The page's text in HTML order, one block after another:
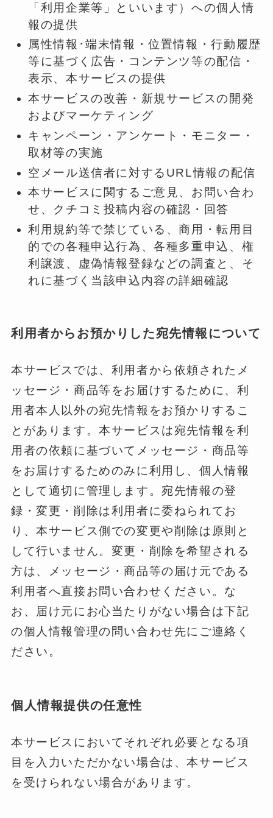
「利用企業等」といいます）への個人情
報の提供
属性情報･端末情報・位置情報・行動履歴
等に基づく広告・コンテンツ等の配信・
表示、本サービスの提供
本サービスの改善・新規サービスの開発
およびマーケティング
キャンペーン・アンケート・モニター・
取材等の実施
空メール送信者に対するURL情報の配信
本サービスに関するご意見、お問い合わ
せ、クチコミ投稿内容の確認・回答
利用規約等で禁じている、商用・転用目
的での各種申込行為、各種多重申込、権
利譲渡、虚偽情報登録などの調査と、そ
れに基づく当該申込内容の詳細確認
利用者からお預かりした宛先情報について
本サービスでは、利用者から依頼されたメ
ッセージ・商品等をお届けするために、利
用者本人以外の宛先情報をお預かりするこ
とがあります。本サービスは宛先情報を利
用者の依頼に基づいてメッセージ・商品等
をお届けするためのみに利用し、個人情報
として適切に管理します。宛先情報の登
録・変更・削除は利用者に委ねられてお
り、本サービス側での変更や削除は原則と
して行いません。変更・削除を希望される
方は、メッセージ・商品等の届け元である
利用者へ直接お問い合わせください。な
お、届け元にお心当たりがない場合は下記
の個人情報管理の問い合わせ先にご連絡く
ださい。
個人情報提供の任意性
本サービスにおいてそれぞれ必要となる項
目を入力いただかない場合は、本サービス
を受けられない場合があります。